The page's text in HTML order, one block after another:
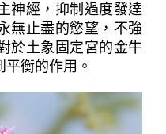
神經，抑制過度發達
無止盡的慾望，不強
於土象固定宮的金牛
衡的作用。